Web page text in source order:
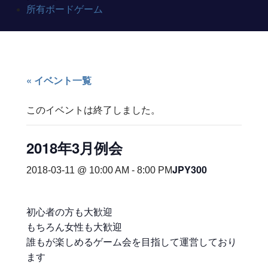
所有ボードゲーム
« イベント一覧
このイベントは終了しました。
2018年3月例会
2018-03-11 @ 10:00 AM - 8:00 PMJPY300
初心者の方も大歓迎
もちろん女性も大歓迎
誰もが楽しめるゲーム会を目指して運営しており
ます